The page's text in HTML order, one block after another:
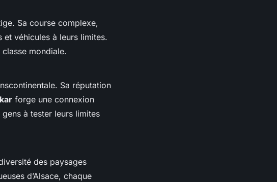
Sa course complexe,
et véhicules à leurs limites.
mondiale.
Sa réputation
forge une connexion
à tester leurs limites
des paysages
d’Alsace, chaque